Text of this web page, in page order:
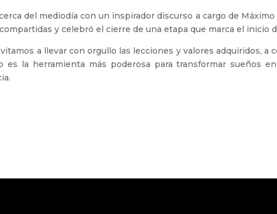
del mediodía con un inspirador discurso a cargo de
y celebró el cierre de una etapa que marca el inicio
a llevar con orgullo las lecciones y valores adquiridos,
la herramienta más poderosa para transformar sueños